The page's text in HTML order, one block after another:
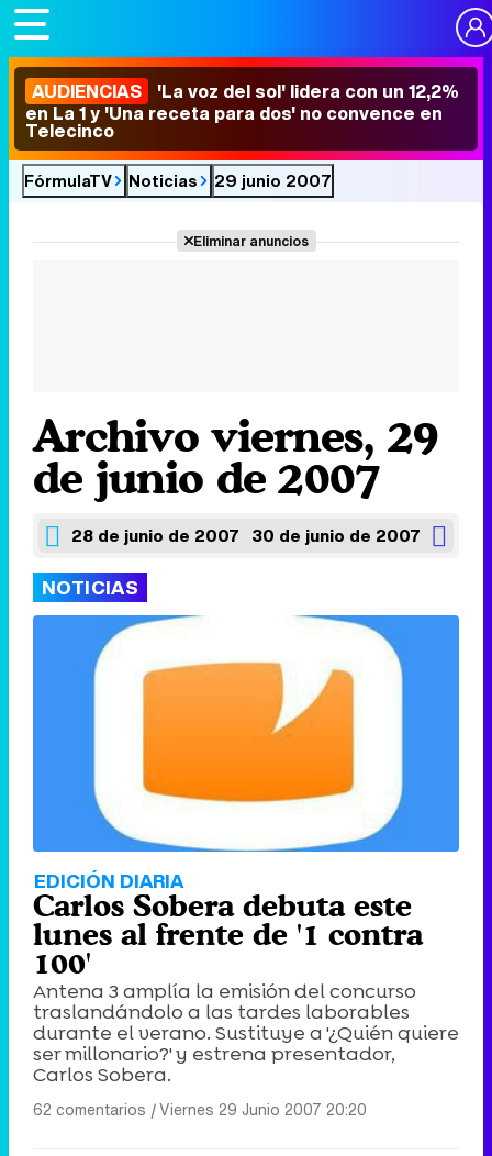
AUDIENCIAS 'La voz del sol' lidera con un 12,2%
en La 1 y 'Una receta para dos' no convence en
Telecinco
FórmulaTV Noticias 29 junio 2007
Eliminar anuncios
Archivo viernes, 29
de junio de 2007
28 de junio de 2007 30 de junio de 2007
NOTICIAS
EDICIÓN DIARIA
Carlos Sobera debuta este
lunes al frente de '1 contra
100'
Antena 3 amplía la emisión del concurso
traslandándolo a las tardes laborables
durante el verano. Sustituye a '¿Quién quiere
ser millonario?' y estrena presentador,
Carlos Sobera.
62 comentarios |Viernes 29 Junio 2007 20:20